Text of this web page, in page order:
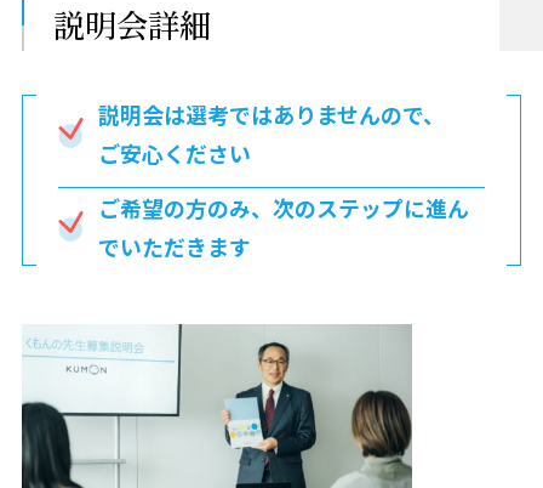
説明会詳細
説明会は選考ではありませんので、
ご安心ください
ご希望の方のみ、次のステップに進ん
でいただきます